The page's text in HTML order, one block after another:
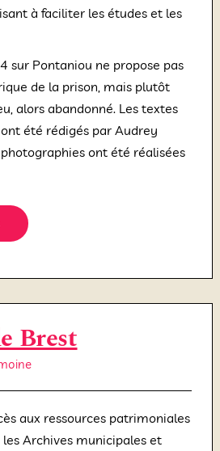
à faciliter les études et les
sur Pontaniou ne propose pas
de la prison, mais plutôt
alors abandonné. Les textes
été rédigés par Audrey
ont été réalisées
Brest
aux ressources patrimoniales
Archives municipales et